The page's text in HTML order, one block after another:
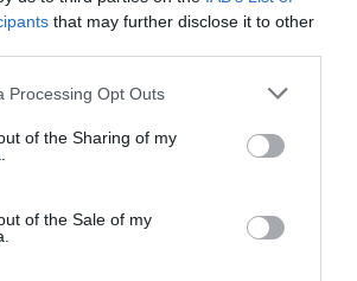
that may further disclose it to other
Processing Opt Outs
of the Sharing of my
of the Sale of my
της τάσης east-west που
τη στιγμή στη μόδα. Το
της DeMellier και η
που διατρέχει το μπροστινό
προσθέτουν μια πολυτελή
το look με χρυσά